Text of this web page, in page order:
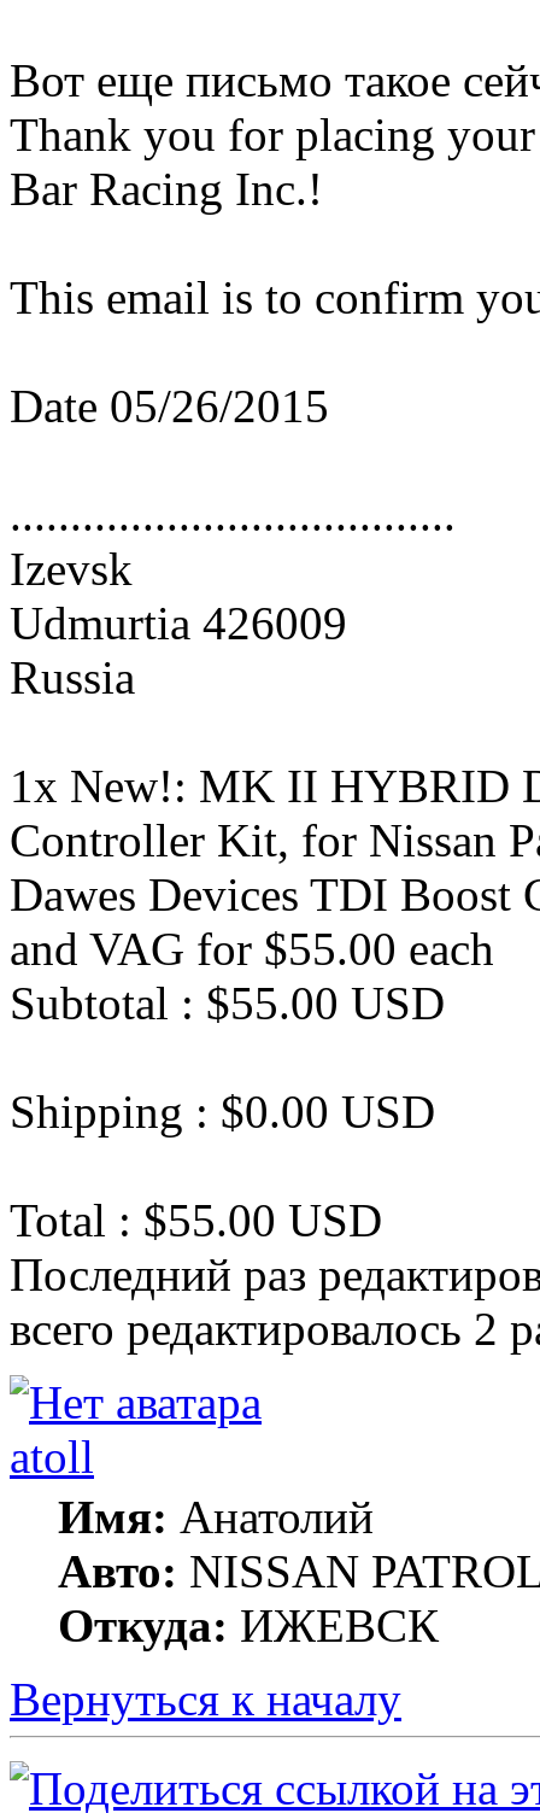
Вот еще письмо такое
Thank you for placing
Bar Racing Inc.!
This email is to confirm
Date 05/26/2015
.....................................
Izevsk
Udmurtia 426009
Russia
1x New!: MK II HYBRID
Controller Kit, for Nissan
Dawes Devices TDI
and VAG for $55.00 each
Subtotal : $55.00 USD
Shipping : $0.00 USD
Total : $55.00 USD
Последний раз
всего редактировалось 2
atoll
Имя: Анатолий
Авто: NISSAN
Откуда: ИЖЕВСК
Вернуться к началу